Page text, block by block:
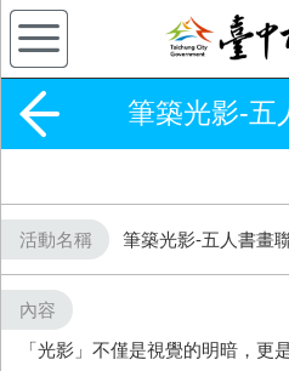
筆築光影-五
活動名稱 筆築光影-五人書畫
內容
「光影」不僅是視覺的明暗，